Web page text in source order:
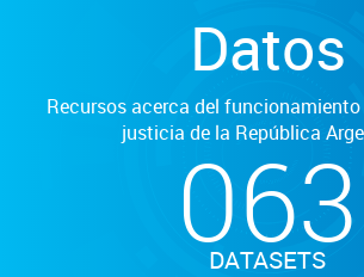
Datos
Recursos acerca del
justicia de la República
063
DATASETS